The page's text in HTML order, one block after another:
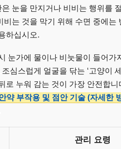
눈을 만지거나 비비는 행위를
는 것을 막기 위해 수면 중에는
하십시오.
눈가에 물이나 비눗물이 들어가
심스럽게 얼굴을 닦는 ‘고양이
로 누워 감는 것이 가장 안전합니
약 부작용 및 점안 기술 (자세한
관리 요령